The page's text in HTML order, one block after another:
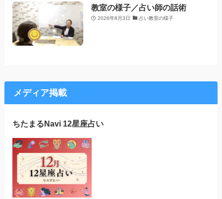
教室の様子／占い師の話術
2026年8月3日 占い教室の様子
メディア掲載
ちたまるNavi 12星座占い